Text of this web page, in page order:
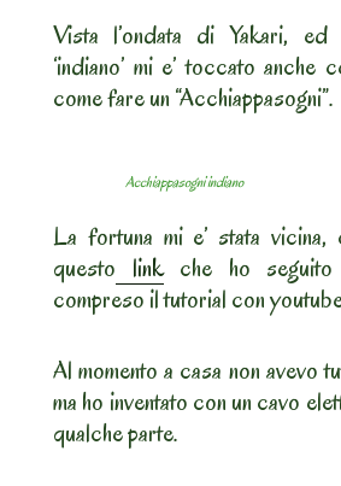
Vista l’ondata di Yakari,
‘indiano’ mi e’ toccato
come fare un “Acchiappasogni”.
Acchiappasogni indiano
La fortuna mi e’ stata vicina,
questo linkche ho seguito
compreso il tutorial con
Al momento a casa non avevo
ma ho inventato con un cavo
qualche parte.